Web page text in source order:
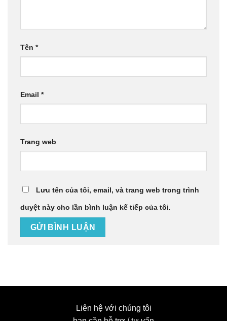
Tên *
Email *
Trang web
Lưu tên của tôi, email, và trang web trong trình
duyệt này cho lần bình luận kế tiếp của tôi.
Liên hệ với chúng tôi